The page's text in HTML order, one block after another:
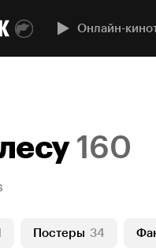
Онлайн-
160
Постеры 34